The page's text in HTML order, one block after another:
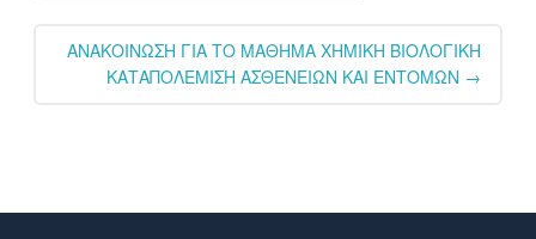
ΑΝΑΚΟΙΝΩΣΗ ΓΙΑ ΤΟ ΜΑΘΗΜΑ ΧΗΜΙΚΗ ΒΙΟΛΟΓΙΚΗ
ΚΑΤΑΠΟΛΕΜΙΣΗ ΑΣΘΕΝΕΙΩΝ ΚΑΙ ΕΝΤΟΜΩΝ →